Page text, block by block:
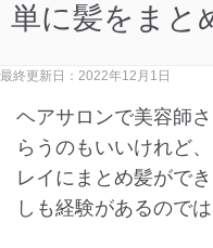
単に髪をまと
最終更新日：2022年12月1日
ヘアサロンで美容師
らうのもいいけれど
レイにまとめ髪がで
しも経験があるので